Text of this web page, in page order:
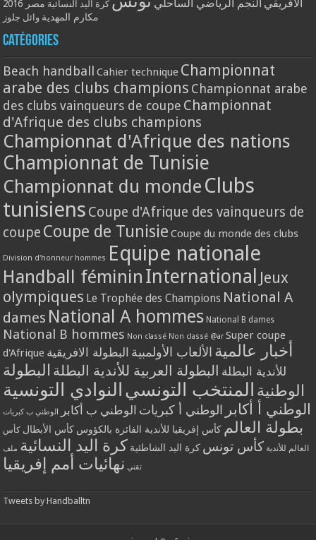
الافريقي النجم الرياضي الساحلي كرة اليد النسائية مصر 2016
مكارم المهدية وائل جلوز
Catégories
Beach handball Cahier technique Championnat
arabe des clubs champions Championnat arabe
des clubs vainqueurs de coupe Championnat
d'Afrique des clubs champions
Championnat d'Afrique des nations
Championnat de Tunisie
Championnat du monde Clubs
tunisiens Coupe d'Afrique des vainqueurs de
coupe Coupe de Tunisie Coupe du monde des clubs
Division d'honneur hommes Equipe nationale
Handball féminin International
Jeux
olympiques Le Trophée des Champions National A
dames National A hommes National B dames
National B hommes Non classé Non classé @ar Super coupe
d'Afrique
أخبار عالمية الألعاب الأولمبية البطولة الافريقية
للأندية البطلة البطولة العربية للأندية البطلة البطولة
الوطنية المنتخب التونسي النوادي التونسية
الوطني أ أكابر الوطني أ كبريات الوطني ب أكابر الوطني ب كبريات
بطولة العالم كأس إفريقيا للأندية الفائزة بالكؤوس كأس الأبطال كأس
العالم للأندية كأس تونس كرة اليد الشاطئية كرة اليد النسائية ملف
تقني نهائيات أمم إفريقيا
Tweets by Handballtn